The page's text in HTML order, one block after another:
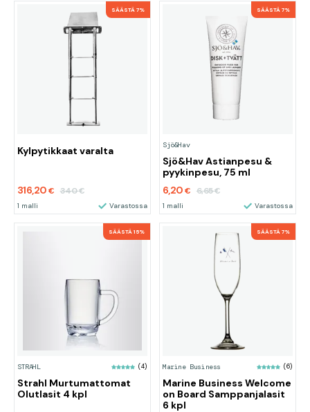
SÄÄSTÄ 7%
Kylpytikkaat varalta
316,20€ 340€
1 malli Varastossa
SÄÄSTÄ 7%
Sjö&Hav
Sjö&Hav Astianpesu &
pyykinpesu, 75 ml
6,20€ 6,65€
1 malli Varastossa
SÄÄSTÄ 15%
STRAHL (4)
Strahl Murtumattomat
Olutlasit 4 kpl
SÄÄSTÄ 7%
Marine Business (6)
Marine Business Welcome
on Board Samppanjalasit
6 kpl